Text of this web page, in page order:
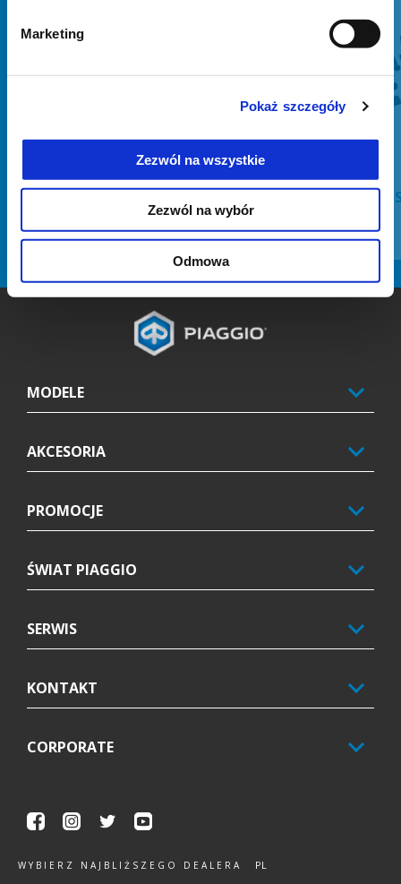
Marketing
Pokaż szczegóły
Zezwól na wszystkie
Zezwól na wybór
Odmowa
CENTRAL MAT KIT KIT
MODELE
AKCESORIA
PROMOCJE
ŚWIAT PIAGGIO
SERWIS
KONTAKT
CORPORATE
FacebookInstagram
Twitter
WYBIERZ NAJBLIŻSZEGO DEALERA PL